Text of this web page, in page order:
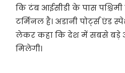
कि टंब आईसीडी के पास
टर्मिनल है। अडानी पोर्ट्स
लेकर कहा कि देश में सबसे बड़े
मिलेगी।